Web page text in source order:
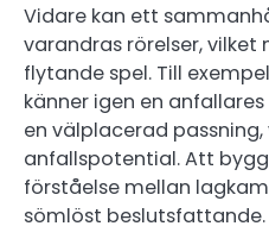
Vidare kan ett
varandras rörelser,
flytande spel. Till
känner igen en
en välplacerad
anfallspotential. Att
förståelse mellan
sömlöst beslutsfattande.